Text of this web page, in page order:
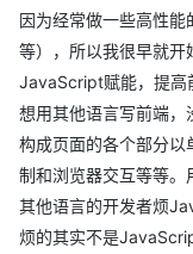
因为经常做一些高性
等），所以我很早就
JavaScript赋能，提高
想用其他语言写前端，
构成页面的各个部分
制和浏览器交互等等。
其他语言的开发者烦
烦的其实不是